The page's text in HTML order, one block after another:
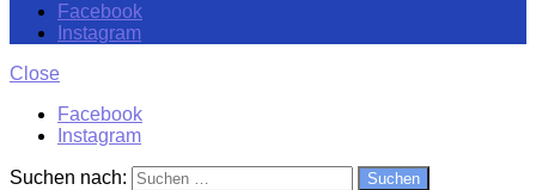
Facebook
Instagram
Close
Facebook
Instagram
Suchen nach: